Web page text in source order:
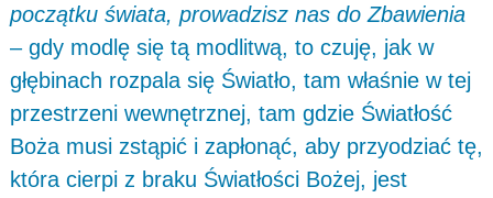
początku świata, prowadzisz nas do Zbawienia
– gdy modlę się tą modlitwą, to czuję, jak w
głębinach rozpala się Światło, tam właśnie w tej
przestrzeni wewnętrznej, tam gdzie Światłość
Boża musi zstąpić i zapłonąć, aby przyodziać tę,
która cierpi z braku Światłości Bożej, jest